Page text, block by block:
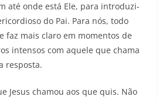
até onde está Ele, para introduzi-
do Pai. Para nós, todo
faz mais claro em momentos de
intensos com aquele que chama
resposta.
Jesus chamou aos que quis. Não